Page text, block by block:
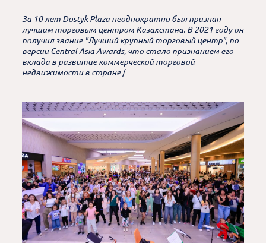
За 10 лет Dostyk Plaza неоднократно был признан
лучшим торговым центром Казахстана. В 2021 году он
получил звание "Лучший крупный торговый центр", по
версии Central Asia Awards, что стало признанием его
вклада в развитие коммерческой торговой
недвижимости в стране/